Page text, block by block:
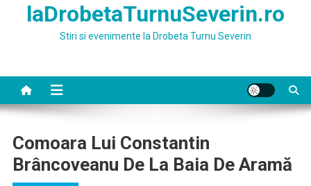
laDrobetaTurnuSeverin.ro
Stiri si evenimente la Drobeta Turnu Severin
Comoara Lui Constantin
Brâncoveanu De La Baia De Aramă